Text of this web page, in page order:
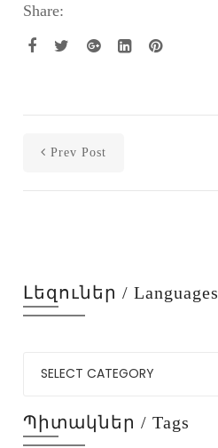
Share:
Prev Post
Լեզուներ / Languages
Պիտակներ / Tags